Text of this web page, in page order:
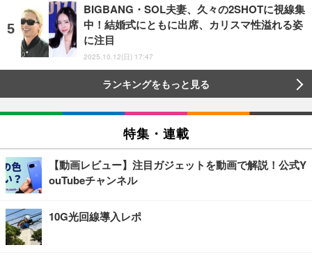
BIGBANG・SOL夫妻、久々の2SHOTに視線集
中！結婚式にともに出席、カリスマ性溢れる姿
に注目
2025.10.12(日) 17:47
ランキングをもっと見る
特集・連載
【動画レビュー】注目ガジェットを動画で解説！公式Y
ouTubeチャンネル
10G光回線導入レポ